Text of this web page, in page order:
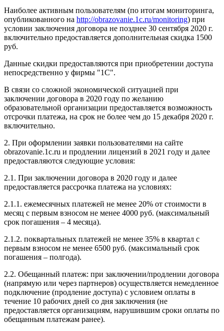
Наиболее активным пользователям (по итогам мониторинга,
опубликованного на http://obrazovanie.1c.ru/monitoring) при
условии заключения договора не позднее 30 сентября 2020 г.
включительно предоставляется дополнительная скидка 1500
руб.
Данные скидки предоставляются при приобретении доступа
непосредственно у фирмы "1С".
В связи со сложной экономической ситуацией при
заключении договора в 2020 году по желанию
образовательной организации предоставляется возможность
отсрочки платежа, на срок не более чем до 15 декабря 2020 г.
включительно.
2. При оформлении заявки пользователями на сайте
obrazovanie.1c.ru и продлении лицензий в 2021 году и далее
предоставляются следующие условия:
2.1. При заключении договора в 2020 году и далее
предоставляется рассрочка платежа на условиях:
2.1.1. ежемесячных платежей не менее 20% от стоимости в
месяц с первым взносом не менее 4000 руб. (максимальный
срок погашения – 4 месяца).
2.1.2. поквартальных платежей не менее 35% в квартал с
первым взносом не менее 6500 руб. (максимальный срок
погашения – полгода).
2.2. Обещанный платеж: при заключении/продлении договора
(напрямую или через партнеров) осуществляется немедленное
подключение (продление доступа) с условием оплаты в
течение 10 рабочих дней со дня заключения (не
предоставляется организациям, нарушившим сроки оплаты по
обещанным платежам ранее).